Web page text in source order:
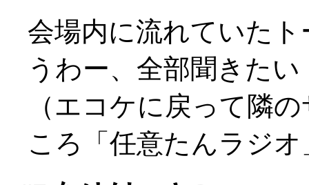
会場内に流れていた
うわー、全部聞きたい
（エコケに戻って隣
ころ「任意たんラジ